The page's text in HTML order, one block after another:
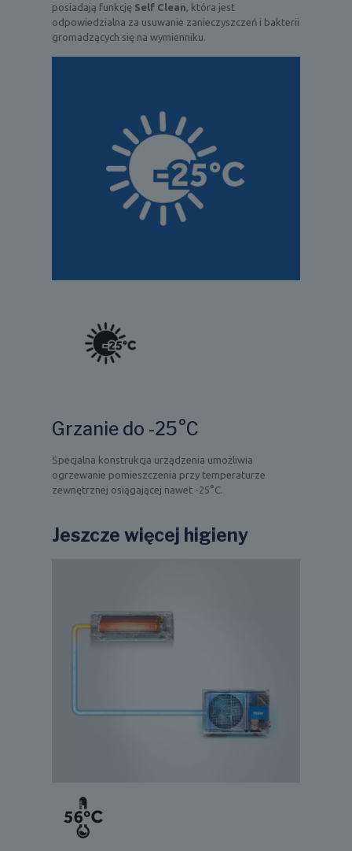
posiadają funkcję Self Clean , która jest
odpowiedzialna za usuwanie zanieczyszczeń i bakterii
gromadzących się na wymienniku.
Grzanie do -25°C
Specjalna konstrukcja urządzenia umożliwia
ogrzewanie pomieszczenia przy temperaturze
zewnętrznej osiągającej nawet -25°C.
Jeszcze więcej higieny